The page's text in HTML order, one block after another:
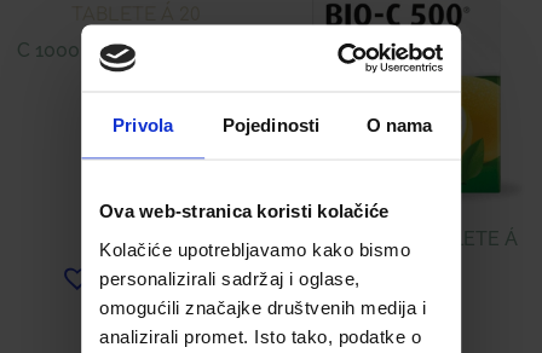
Privola Pojedinosti O nama
Ova web-stranica koristi kolačiće
Kolačiće upotrebljavamo kako bismo
personalizirali sadržaj i oglase,
omogućili značajke društvenih medija i
analizirali promet. Isto tako, podatke o
C 1000 ŠUMEĆE TABLETE
Á 20
7,98€
Dodaj u listu želja
BIO-C 500 ® TABLETE Á
40
9,99€